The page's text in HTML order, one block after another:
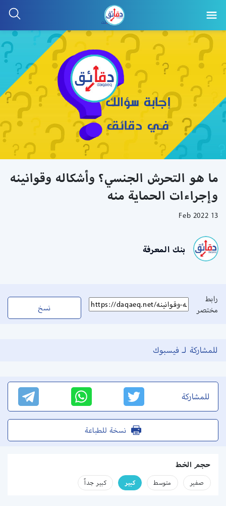
ما هو التحرش الجنسي؟ وأشكاله وقوانينه
وإجراءات الحماية منه
13 Feb 2022
بنك المعرفة
رابط
مختصر
نسخ
للمشاركة لـ فيسبوك
للمشاركة
نسخة للطباعة
حجم الخط
صفير متوسط كبير كبير جداً